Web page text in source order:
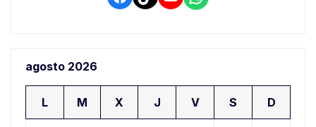
agosto 2026
L M X J V S D